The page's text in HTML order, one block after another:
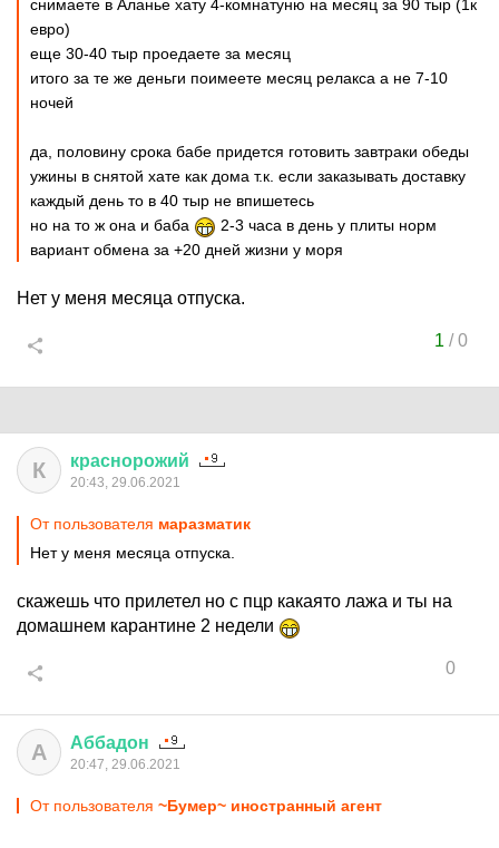
снимаете в Аланье хату 4-комнатуню на месяц за 90 тыр (1к
евро)
еще 30-40 тыр проедаете за месяц
итого за те же деньги поимеете месяц релакса а не 7-10
ночей
да, половину срока бабе придется готовить завтраки обеды
ужины в снятой хате как дома т.к. если заказывать доставку
каждый день то в 40 тыр не впишетесь
но на то ж она и баба
2-3 часа в день у плиты норм
вариант обмена за +20 дней жизни у моря
Нет у меня месяца отпуска.
1 /0
К краснорожий
20:43, 29.06.2021
От пользователя маразматик
Нет у меня месяца отпуска.
скажешь что прилетел но с пцр какаято лажа и ты на
домашнем карантине 2 недели
0
А Аббадон
20:47, 29.06.2021
От пользователя ~Бумер~ иностранный агент